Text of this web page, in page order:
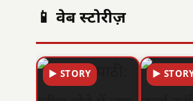
📱 वेब स्टोरीज़
▶ STORY ▶